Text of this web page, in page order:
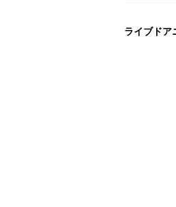
ライブドア